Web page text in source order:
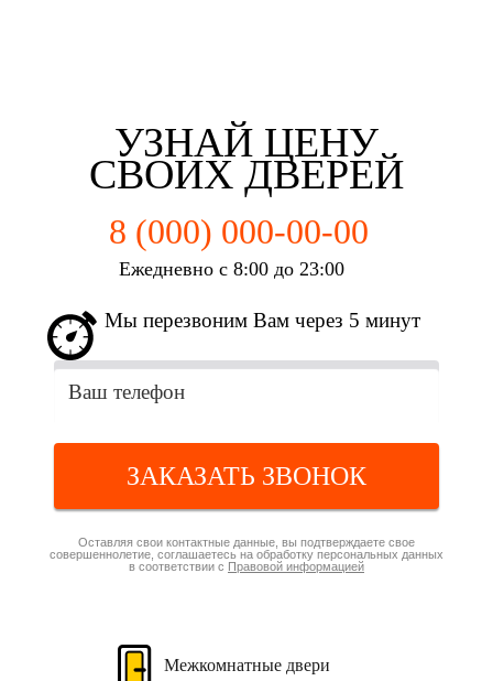
УЗНАЙ ЦЕНУ
СВОИХ ДВЕРЕЙ
8 (000) 000-00-00
Ежедневно с 8:00 до 23:00
Мы перезвоним Вам через 5 минут
ЗАКАЗАТЬ ЗВОНОК
Оставляя свои контактные данные, вы подтверждаете свое
совершеннолетие, соглашаетесь на обработку персональных данных
в соответствии с Правовой информацией
Межкомнатные двери